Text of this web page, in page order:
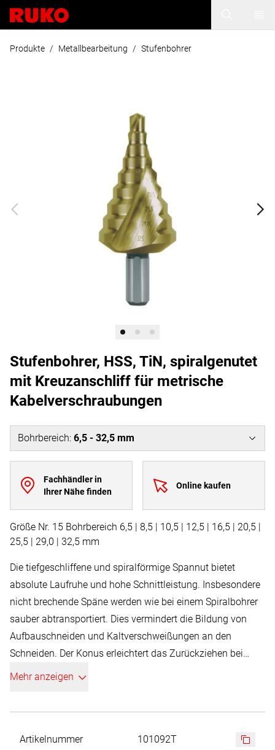
Produkte / Metallbearbeitung / Stufenbohrer
Stufenbohrer, HSS, TiN, spiralgenutet
mit Kreuzanschliff für metrische
Kabelverschraubungen
Bohrbereich: 6,5 - 32,5 mm
Fachhändler in
Ihrer Nähe finden
Online kaufen
Größe Nr. 15 Bohrbereich 6,5 | 8,5 | 10,5 | 12,5 | 16,5 | 20,5 |
25,5 | 29,0 | 32,5 mm
Die tiefgeschliffene und spiralförmige Spannut bietet
absolute Laufruhe und hohe Schnittleistung. Insbesondere
nicht brechende Späne werden wie bei einem Spiralbohrer
sauber abtransportiert. Dies vermindert die Bildung von
Aufbauschneiden und Kaltverschweißungen an den
Schneiden. Der Konus erleichtert das Zurückziehen bei
durchgebohrten Blechen.
Mehr anzeigen
Artikelnummer 101092T